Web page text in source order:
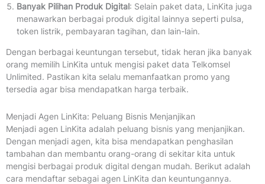
Banyak Pilihan Produk Digital: Selain paket data, LinKita juga
menawarkan berbagai produk digital lainnya seperti pulsa,
token listrik, pembayaran tagihan, dan lain-lain.
Dengan berbagai keuntungan tersebut, tidak heran jika banyak
orang memilih LinKita untuk mengisi paket data Telkomsel
Unlimited. Pastikan kita selalu memanfaatkan promo yang
tersedia agar bisa mendapatkan harga terbaik.
Menjadi Agen LinKita: Peluang Bisnis Menjanjikan
Menjadi agen LinKita adalah peluang bisnis yang menjanjikan.
Dengan menjadi agen, kita bisa mendapatkan penghasilan
tambahan dan membantu orang-orang di sekitar kita untuk
mengisi berbagai produk digital dengan mudah. Berikut adalah
cara mendaftar sebagai agen LinKita dan keuntungannya.